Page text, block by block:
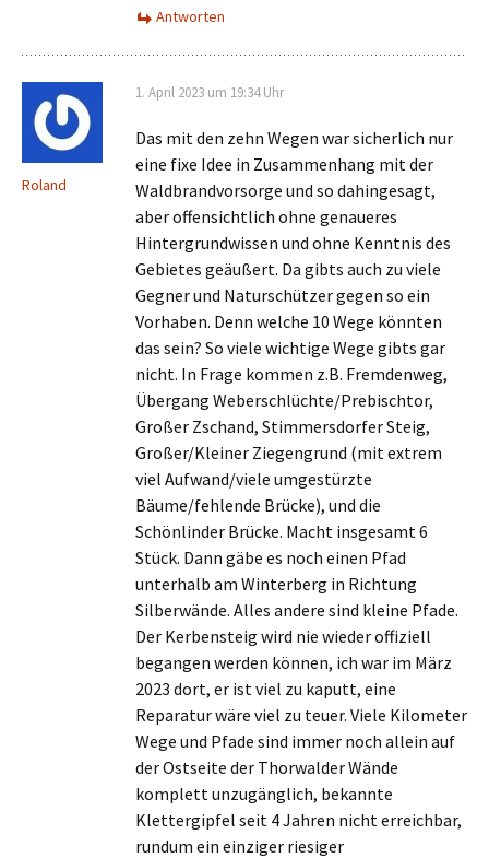
Antworten
Roland
1. April 2023 um 19:34 Uhr
Das mit den zehn Wegen war sicherlich nur
eine fixe Idee in Zusammenhang mit der
Waldbrandvorsorge und so dahingesagt,
aber offensichtlich ohne genaueres
Hintergrundwissen und ohne Kenntnis des
Gebietes geäußert. Da gibts auch zu viele
Gegner und Naturschützer gegen so ein
Vorhaben. Denn welche 10 Wege könnten
das sein? So viele wichtige Wege gibts gar
nicht. In Frage kommen z.B. Fremdenweg,
Übergang Weberschlüchte/Prebischtor,
Großer Zschand, Stimmersdorfer Steig,
Großer/Kleiner Ziegengrund (mit extrem
viel Aufwand/viele umgestürzte
Bäume/fehlende Brücke), und die
Schönlinder Brücke. Macht insgesamt 6
Stück. Dann gäbe es noch einen Pfad
unterhalb am Winterberg in Richtung
Silberwände. Alles andere sind kleine Pfade.
Der Kerbensteig wird nie wieder offiziell
begangen werden können, ich war im März
2023 dort, er ist viel zu kaputt, eine
Reparatur wäre viel zu teuer. Viele Kilometer
Wege und Pfade sind immer noch allein auf
der Ostseite der Thorwalder Wände
komplett unzugänglich, bekannte
Klettergipfel seit 4 Jahren nicht erreichbar,
rundum ein einziger riesiger